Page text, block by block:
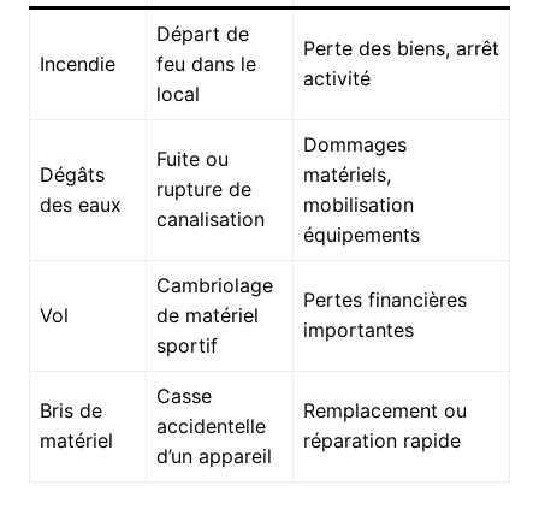
Incendie
Départ de
feu dans le
local
Perte des biens, arrêt
activité
Dégâts
des eaux
Fuite ou
rupture de
canalisation
Dommages
matériels,
mobilisation
équipements
Vol
Cambriolage
de matériel
sportif
Pertes financières
importantes
Bris de
matériel
Casse
accidentelle
d’un appareil
Remplacement ou
réparation rapide